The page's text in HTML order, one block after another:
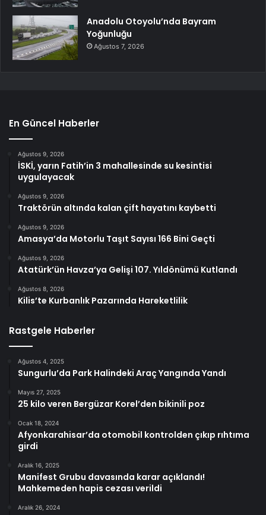
Anadolu Otoyolu’nda Bayram
Yoğunluğu
Ağustos 7, 2026
En Güncel Haberler
Ağustos 9, 2026
İSKİ, yarın Fatih’in 3 mahallesinde su kesintisi
uygulayacak
Ağustos 9, 2026
Traktörün altında kalan çift hayatını kaybetti
Ağustos 9, 2026
Amasya’da Motorlu Taşıt Sayısı 166 Bini Geçti
Ağustos 9, 2026
Atatürk’ün Havza’ya Gelişi 107. Yıldönümü Kutlandı
Ağustos 8, 2026
Kilis’te Kurbanlık Pazarında Hareketlilik
Rastgele Haberler
Ağustos 4, 2025
Sungurlu’da Park Halindeki Araç Yangında Yandı
Mayıs 27, 2025
25 kilo veren Bergüzar Korel’den bikinili poz
Ocak 18, 2024
Afyonkarahisar’da otomobil kontrolden çıkıp rıhtıma
girdi
Aralık 16, 2025
Manifest Grubu davasında karar açıklandı!
Mahkemeden hapis cezası verildi
Aralık 26, 2024